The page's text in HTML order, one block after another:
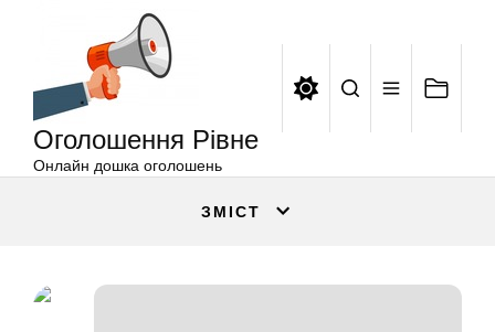
Оголошення Рівне
Онлайн дошка оголошень
ЗМІСТ